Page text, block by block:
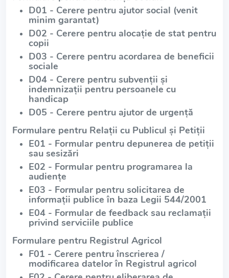
D01 - Cerere pentru ajutor social (venit
minim garantat)
D02 - Cerere pentru alocație de stat pentru
copii
D03 - Cerere pentru acordarea de beneficii
sociale
D04 - Cerere pentru subvenții și
indemnizații pentru persoanele cu
handicap
D05 - Cerere pentru ajutor de urgență
Formulare pentru Relații cu Publicul și Petiții
E01 - Formular pentru depunerea de petiții
sau sesizări
E02 - Formular pentru programarea la
audiențe
E03 - Formular pentru solicitarea de
informații publice în baza Legii 544/2001
E04 - Formular de feedback sau reclamații
privind serviciile publice
Formulare pentru Registrul Agricol
F01 - Cerere pentru înscrierea /
modificarea datelor în Registrul agricol